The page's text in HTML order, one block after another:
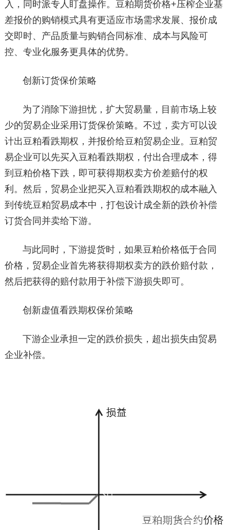
入，同时派专人盯盘操作。豆粕期货价格+压榨企业基
差报价的购销模式具有更适应市场需求发展、报价成
交即时、产品质量与购销合同标准、成本与风险可
控、专业化服务更具体的优势。
创新订货保价策略
为了消除下游担忧，扩大贸易量，目前市场上较
少的贸易企业采用订货保价策略。不过，卖方可以设
计出豆粕看跌期权，并报价给豆粕贸易企业。豆粕贸
易企业可以先买入豆粕看跌期权，付出合理成本，得
到豆粕价格下跌，即可获得期权卖方价差赔付的权
利。然后，贸易企业把买入豆粕看跌期权的成本融入
到传统豆粕贸易成本中，打包设计成全新的跌价补偿
订货合同并卖给下游。
与此同时，下游提货时，如果豆粕价格低于合同
价格，贸易企业首先将获得期权卖方的跌价赔付款，
然后把获得的赔付款用于补偿下游损失即可。
创新虚值看跌期权保价策略
下游企业承担一定的跌价损失，超出损失由贸易
企业补偿。